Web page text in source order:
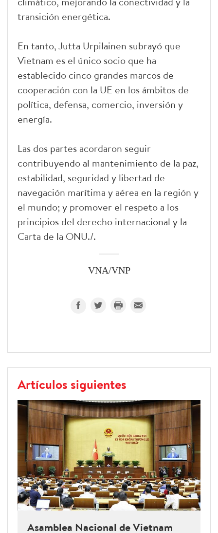
transición energética.
En tanto, Jutta Urpilainen subrayó que
Vietnam es el único socio que ha
establecido cinco grandes marcos de
cooperación con la UE en los ámbitos de
política, defensa, comercio, inversión y
energía.
Las dos partes acordaron seguir
contribuyendo al mantenimiento de la paz,
estabilidad, seguridad y libertad de
navegación marítima y aérea en la región y
el mundo; y promover el respeto a los
principios del derecho internacional y la
Carta de la ONU./.
VNA/VNP
Artículos siguientes
Asamblea Nacional de Vietnam